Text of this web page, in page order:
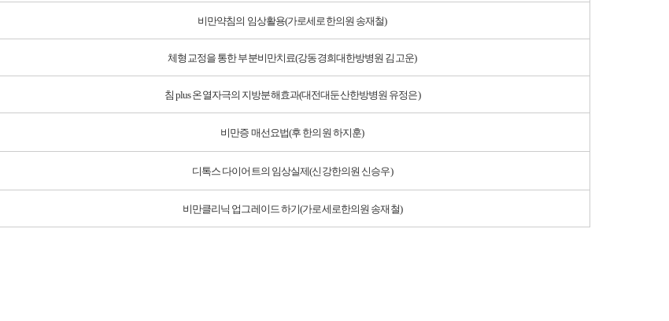
비만약침의 임상활용(가로세로한의원 송재철)
체형교정을 통한 부분비만치료(강동경희대한방병원 김고운)
침 plus 온열자극의 지방분해효과(대전대둔산한방병원 유정은)
비만증 매선요법(후 한의원 하지훈)
디톡스 다이어트의 임상실제(신강한의원 신승우)
비만클리닉 업그레이드 하기(가로세로한의원 송재철)